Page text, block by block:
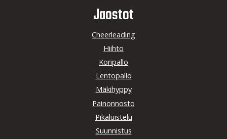
Jaostot
Cheerleading
Hiihto
Koripallo
Lentopallo
Mäkihyppy
Painonnosto
Pikaluistelu
Suunnistus